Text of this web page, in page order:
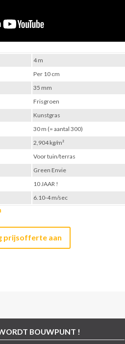
prijsofferte aan
4 m
Per 10 cm
35 mm
Frisgroen
Kunstgras
30 m (= aantal 300)
2,904 kg/m²
Voor tuin/terras
Green Envie
10 JAAR !
6.10-4 m/sec
BOUWPUNT !